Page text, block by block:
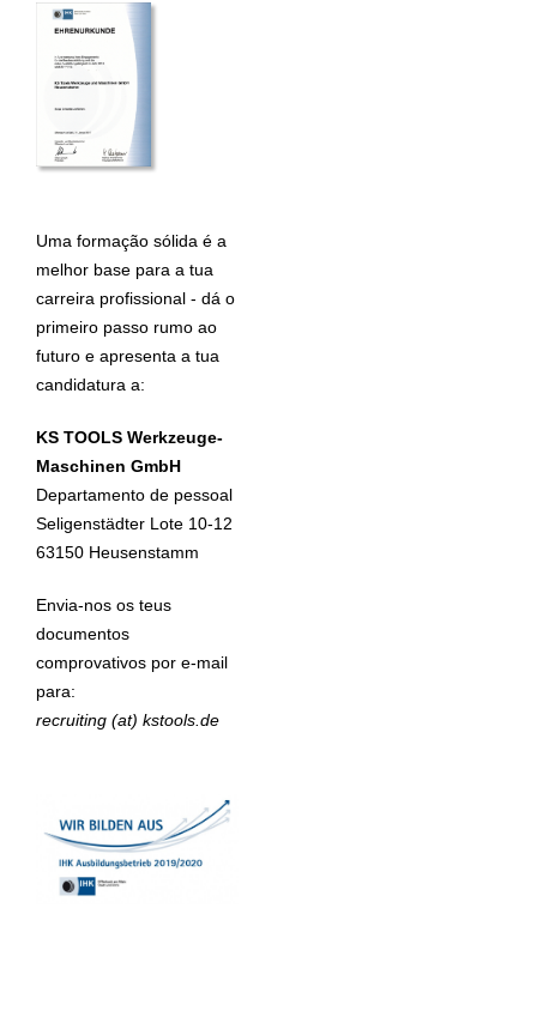
Uma formação sólida é a
melhor base para a tua
carreira profissional - dá o
primeiro passo rumo ao
futuro e apresenta a tua
candidatura a:
KS TOOLS Werkzeuge-
Maschinen GmbH
Departamento de pessoal
Seligenstädter Lote 10-12
63150 Heusenstamm
Envia-nos os teus
documentos
comprovativos por e-mail
para:
recruiting (at) kstools.de